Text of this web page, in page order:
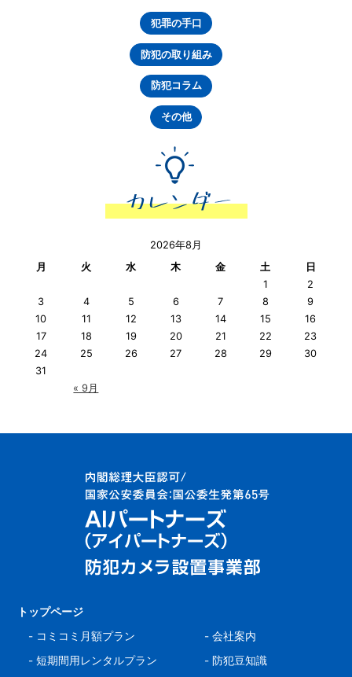
犯罪の手口
防犯の取り組み
防犯コラム
その他
2026年8月
月
火 水 木 金 土 日
« 9月
1
2
3
4 5 6 7 8
9
10
11 12 13 14 15
16
17
18 19 20 21 22
23
24
25 26 27 28 29
30
31
トップページ
- コミコミ月額プラン
-短期間用レンタルプラン
-会社案内
- 防犯豆知識